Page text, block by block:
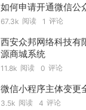
如何申请开通微信公
67.3k 阅读 1 评论
西安众邦网络科技有
源商城系统
11.8k 阅读 0 评论
微信小程序主体变更
3.5k 阅读 4 评论